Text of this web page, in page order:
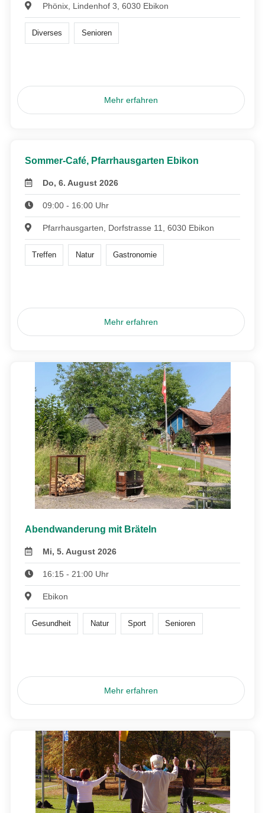
Phönix, Lindenhof 3, 6030 Ebikon
Diverses Senioren
Mehr erfahren
Sommer-Café, Pfarrhausgarten Ebikon
Do, 6. August 2026
09:00 - 16:00 Uhr
Pfarrhausgarten, Dorfstrasse 11, 6030 Ebikon
Treffen Natur Gastronomie
Mehr erfahren
Abendwanderung mit Bräteln
Mi, 5. August 2026
16:15 - 21:00 Uhr
Ebikon
Gesundheit Natur Sport Senioren
Mehr erfahren